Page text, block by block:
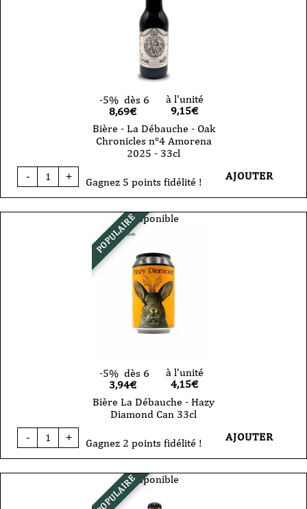
-5% dès 6
8,69€
à l'unité
9,15€
Bière - La Débauche - Oak
Chronicles n°4 Amorena
2025 - 33cl
-
quantité
de
La
+ Gagnez 5 points fidélité ! AJOUTER
POPULAIREDisponible
-5% dès 6
3,94€
à l'unité
4,15€
Bière La Débauche - Hazy
Diamond Can 33cl
-
quantité
de
Débauche
+ Gagnez 2 points fidélité ! AJOUTER
POPULAIREDisponible